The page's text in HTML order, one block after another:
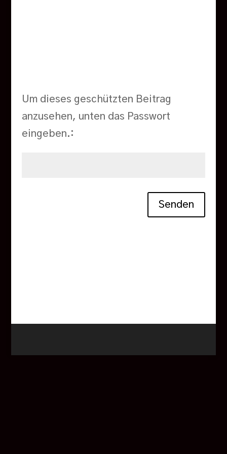
Um dieses geschützten Beitrag
anzusehen, unten das Passwort
eingeben.:
Senden